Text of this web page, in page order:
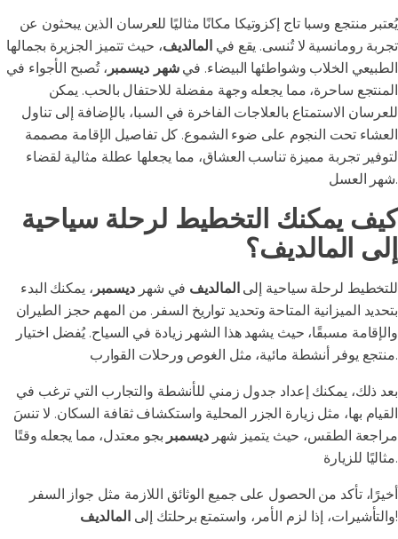
يُعتبر منتجع وسبا تاج إكزوتيكا مكانًا مثاليًا للعرسان الذين يبحثون عن
تجربة رومانسية لا تُنسى. يقع في المالديف، حيث تتميز الجزيرة بجمالها
الطبيعي الخلاب وشواطئها البيضاء. فيشهر ديسمبر ، تُصبح الأجواء في
المنتجع ساحرة، مما يجعله وجهة مفضلة للاحتفال بالحب. يمكن
للعرسان الاستمتاع بالعلاجات الفاخرة في السبا، بالإضافة إلى تناول
العشاء تحت النجوم على ضوء الشموع. كل تفاصيل الإقامة مصممة
لتوفير تجربة مميزة تناسب العشاق، مما يجعلها عطلة مثالية لقضاء
شهر العسل.
كيف يمكنك التخطيط لرحلة سياحية
إلى المالديف؟
للتخطيط لرحلة سياحية إلى المالديف في شهر ديسمبر ، يمكنك البدء
بتحديد الميزانية المتاحة وتحديد تواريخ السفر. من المهم حجز الطيران
والإقامة مسبقًا، حيث يشهد هذا الشهر زيادة في السياح. يُفضل اختيار
منتجع يوفر أنشطة مائية، مثل الغوص ورحلات القوارب.
بعد ذلك، يمكنك إعداد جدول زمني للأنشطة والتجارب التي ترغب في
القيام بها، مثل زيارة الجزر المحلية واستكشاف ثقافة السكان. لا تنسَ
مراجعة الطقس، حيث يتميز شهرديسمبر بجو معتدل، مما يجعله وقتًا
مثاليًا للزيارة.
أخيرًا، تأكد من الحصول على جميع الوثائق اللازمة مثل جواز السفر
والتأشيرات، إذا لزم الأمر، واستمتع برحلتك إلى المالديف !